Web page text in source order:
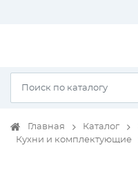
Главная Каталог
Кухни и комплектующие